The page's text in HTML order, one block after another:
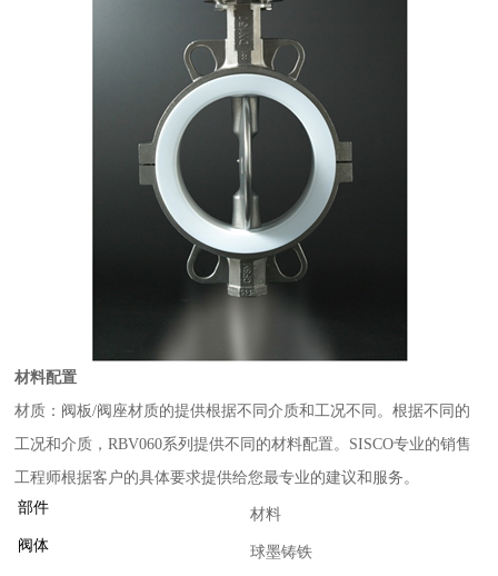
材料配置
材质：阀板/阀座材质的提供根据不同介质和工况不同。根据不同的
工况和介质，RBV060系列提供不同的材料配置。SISCO专业的销售
工程师根据客户的具体要求提供给您最专业的建议和服务。
部件
材料
阀体
球墨铸铁